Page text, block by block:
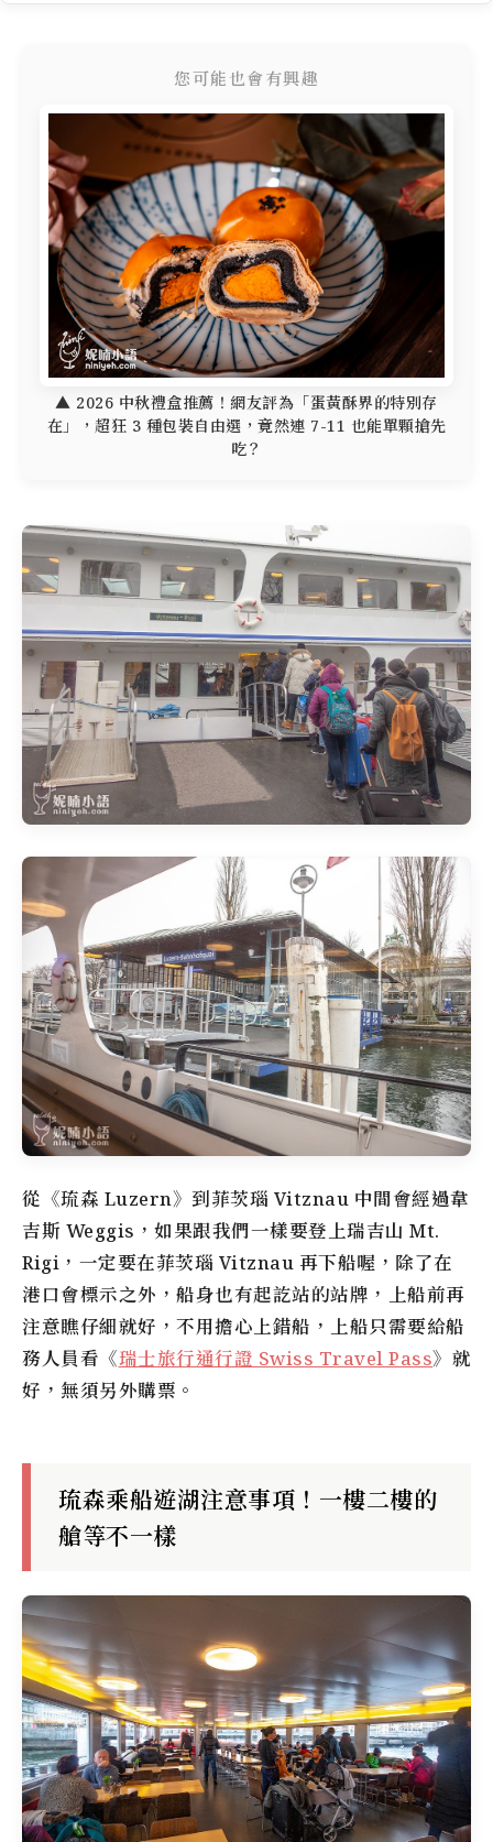
您可能也會有興趣
▲ 2026 中秋禮盒推薦！網友評為「蛋黃酥界的特別存
在」，超狂 3 種包裝自由選，竟然連 7-11 也能單顆搶先
吃？
從《琉森 Luzern》到菲茨瑙 Vitznau 中間會經過韋
吉斯 Weggis，如果跟我們一樣要登上瑞吉山 Mt.
Rigi，一定要在菲茨瑙 Vitznau 再下船喔，除了在
港口會標示之外，船身也有起訖站的站牌，上船前再
注意瞧仔細就好，不用擔心上錯船，上船只需要給船
務人員看《瑞士旅行通行證 Swiss Travel Pass》就
好，無須另外購票。
琉森乘船遊湖注意事項！一樓二樓的
艙等不一樣